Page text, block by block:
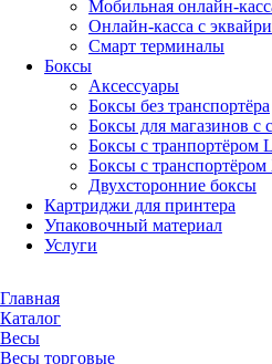
Мобильная онлайн-
Онлайн-касса с
Смарт терминалы
Боксы
Аксессуары
Боксы без транспортёра
Боксы для магазинов с
Боксы с транпортёром L
Боксы с
Двухсторонние боксы
Картриджи для принтера
Упаковочный материал
Услуги
Главная
Каталог
Весы
Весы торговые